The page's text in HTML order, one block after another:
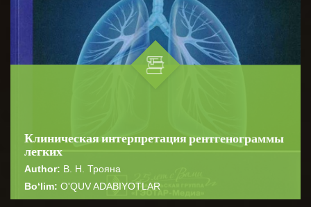
Клиническая интерпретация рентгенограммы
легких
Author: В. Н. Трояна
Bo‘lim: O'QUV ADABIYOTLAR